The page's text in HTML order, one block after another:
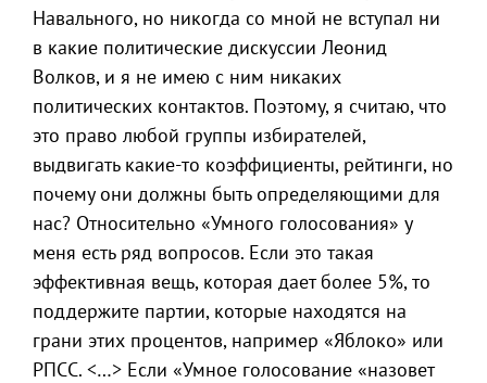
Навального, но никогда со мной не вступал ни
в какие политические дискуссии Леонид
Волков, и я не имею с ним никаких
политических контактов. Поэтому, я считаю, что
это право любой группы избирателей,
выдвигать какие-то коэффициенты, рейтинги, но
почему они должны быть определяющими для
нас? Относительно «Умного голосования» у
меня есть ряд вопросов. Если это такая
эффективная вещь, которая дает более 5%, то
поддержите партии, которые находятся на
грани этих процентов, например «Яблоко» или
РПСС. <…> Если «Умное голосование «назовет